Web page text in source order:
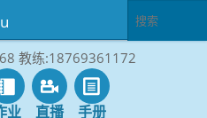
教练:18769361172
业 直播 手册